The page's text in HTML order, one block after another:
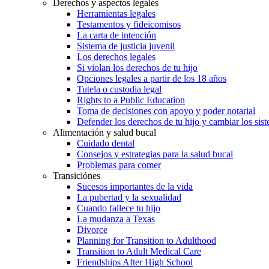
Derechos y aspectos legales
Herramientas legales
Testamentos y fideicomisos
La carta de intención
Sistema de justicia juvenil
Los derechos legales
Si violan los derechos de tu hijo
Opciones legales a partir de los 18 años
Tutela o custodia legal
Rights to a Public Education
Toma de decisiones con apoyo y poder notarial
Defender los derechos de tu hijo y cambiar los
Alimentación y salud bucal
Cuidado dental
Consejos y estrategias para la salud bucal
Problemas para comer
Transiciónes
Sucesos importantes de la vida
La pubertad y la sexualidad
Cuando fallece tu hijo
La mudanza a Texas
Divorce
Planning for Transition to Adulthood
Transition to Adult Medical Care
Friendships After High School